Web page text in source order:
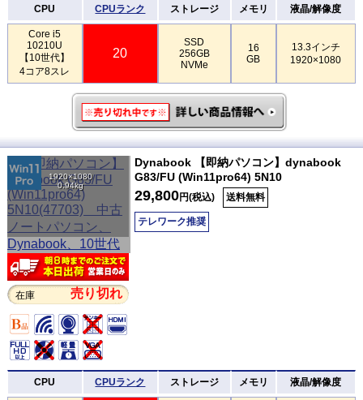
CPU CPUランク ストレージ メモリ 液晶/解像度
Core i5
10210U
【10世代】
4コア8スレ
20
SSD
256GB
NVMe
16
GB
13.3インチ
1920×1080
1920×1080
0.94kg
在庫 売り切れ
Dynabook 【即納パソコン】dynabook
G83/FU (Win11pro64) 5N10
29,800円(税込) 送料無料
テレワーク推奨
CPU CPUランク ストレージ メモリ 液晶/解像度